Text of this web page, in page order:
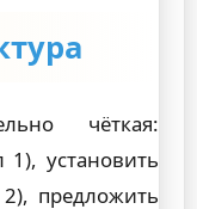
чёткая:
1), установить
предложить